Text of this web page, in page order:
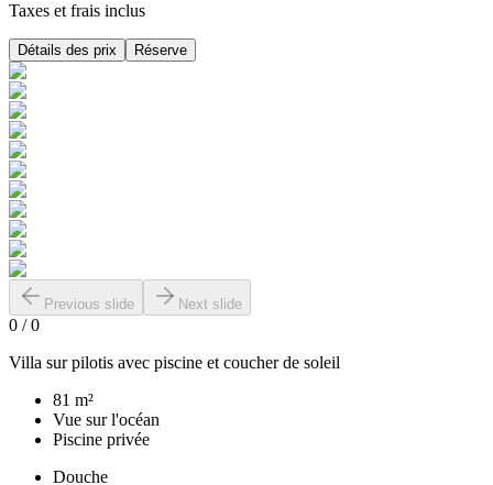
Taxes et frais inclus
Détails des prix Réserve
Previous slide Next slide
0 /0
Villa sur pilotis avec piscine et coucher de soleil
81 m²
Vue sur l'océan
Piscine privée
Douche